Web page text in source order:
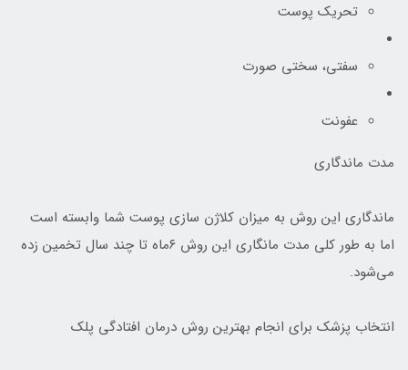
تحریک پوست
سفتی، سختی صورت
عفونت
مدت ماندگاری
ماندگاری این روش به میزان کلاژن سازی پوست شما وابسته است
اما به طور کلی مدت مانگاری این روش ۶ماه تا چند سال تخمین زده
می‌شود.
انتخاب پزشک برای انجام بهترین روش درمان افتادگی پلک